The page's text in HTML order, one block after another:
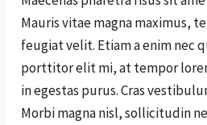
Mauris vitae magna maximus,
feugiat velit. Etiam a enim nec
porttitor elit mi, at tempor
in egestas purus. Cras
Morbi magna nisl, sollicitudin